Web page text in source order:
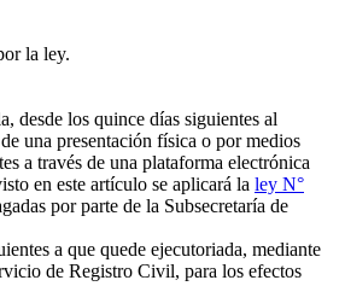
la ley.
desde los quince días siguientes al
una presentación física o por medios
a través de una plataforma electrónica
en este artículo se aplicará la ley N°
por parte de la Subsecretaría de
a que quede ejecutoriada, mediante
de Registro Civil, para los efectos